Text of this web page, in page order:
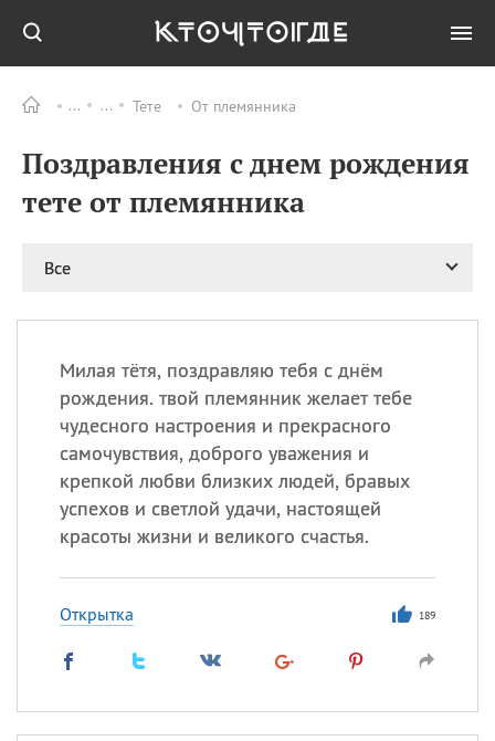
Тете От племянника
Поздравления с днем рождения
тете от племянника
Все
Милая тётя, поздравляю тебя с днём
рождения. твой племянник желает тебе
чудесного настроения и прекрасного
самочувствия, доброго уважения и
крепкой любви близких людей, бравых
успехов и светлой удачи, настоящей
красоты жизни и великого счастья.
Открытка 189
ПРАЗДНИКИ
08.08 День «Счастье
случается» (Happiness
Happens Day)
великомученика
покровителя всех
врачей и целителя
09.08 День книголюбов (Book
Lovers Day)
ИМЕНА
Сегодня празднуют именины
Александр Макар